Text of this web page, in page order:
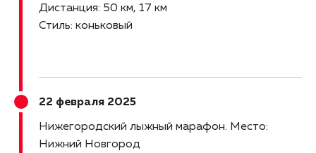
Дистанция: 50 км, 17 км
Стиль: коньковый
22 февраля 2025
Нижегородский лыжный марафон Место:
Нижний Новгород